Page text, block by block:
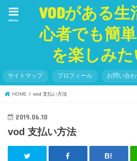
VODがある生
心者でも簡単
を楽しみ
menu
サイトマップ プロフィール お問い合わ
HOME vod 支払い方法
2019.06.10
vod 支払い方法